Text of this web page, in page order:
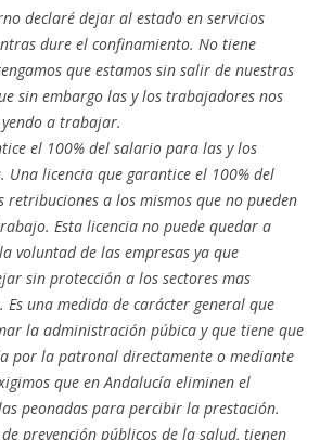
declaré dejar al estado en servicios
dure el confinamiento. No tiene
que estamos sin salir de nuestras
sin embargo las y los trabajadores nos
a trabajar.
el 100% del salario para las y los
Una licencia que garantice el 100% del
retribuciones a los mismos que no pueden
Esta licencia no puede quedar a
voluntad de las empresas ya que
sin protección a los sectores mas
Es una medida de carácter general que
la administración púbica y que tiene que
por la patronal directamente o mediante
que en Andalucía eliminen el
peonadas para percibir la prestación.
de prevención públicos de la salud, tienen